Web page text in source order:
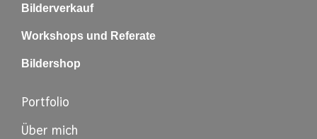
Bilderverkauf
Workshops und Referate
Bildershop
Portfolio
Über mich